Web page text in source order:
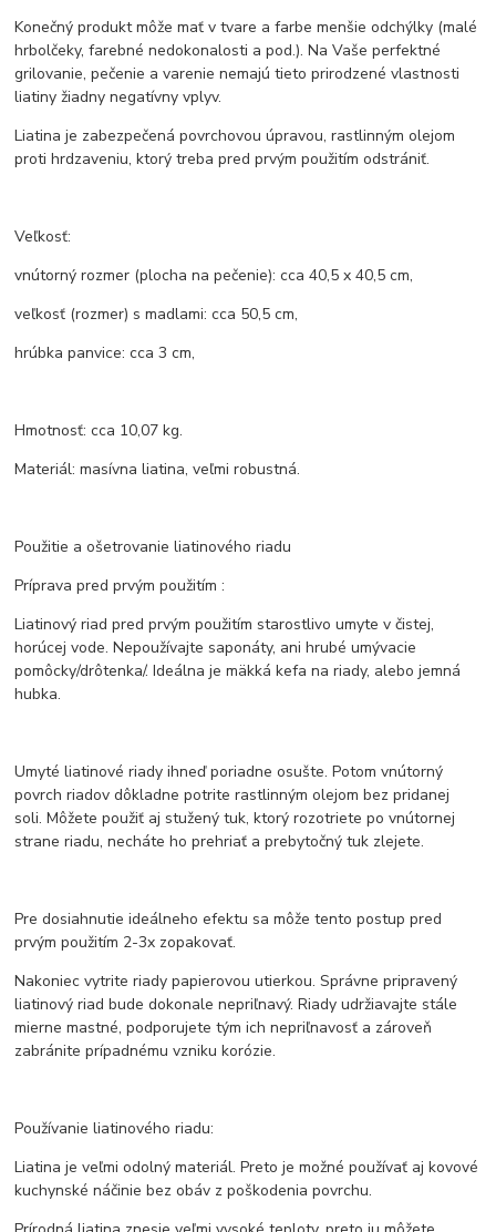
Konečný produkt môže mať v tvare a farbe menšie odchýlky (malé
hrbolčeky, farebné nedokonalosti a pod.). Na Vaše perfektné
grilovanie, pečenie a varenie nemajú tieto prirodzené vlastnosti
liatiny žiadny negatívny vplyv.
Liatina je zabezpečená povrchovou úpravou, rastlinným olejom
proti hrdzaveniu, ktorý treba pred prvým použitím odstrániť.
Veľkosť:
vnútorný rozmer (plocha na pečenie): cca 40,5 x 40,5 cm,
veľkosť (rozmer) s madlami: cca 50,5 cm,
hrúbka panvice: cca 3 cm,
Hmotnosť: cca 10,07 kg.
Materiál: masívna liatina, veľmi robustná.
Použitie a ošetrovanie liatinového riadu
Príprava pred prvým použitím :
Liatinový riad pred prvým použitím starostlivo umyte v čistej,
horúcej vode. Nepoužívajte saponáty, ani hrubé umývacie
pomôcky/drôtenka/. Ideálna je mäkká kefa na riady, alebo jemná
hubka.
Umyté liatinové riady ihneď poriadne osušte. Potom vnútorný
povrch riadov dôkladne potrite rastlinným olejom bez pridanej
soli. Môžete použiť aj stužený tuk, ktorý rozotriete po vnútornej
strane riadu, necháte ho prehriať a prebytočný tuk zlejete.
Pre dosiahnutie ideálneho efektu sa môže tento postup pred
prvým použitím 2-3x zopakovať.
Nakoniec vytrite riady papierovou utierkou. Správne pripravený
liatinový riad bude dokonale nepriľnavý. Riady udržiavajte stále
mierne mastné, podporujete tým ich nepriľnavosť a zároveň
zabránite prípadnému vzniku korózie.
Používanie liatinového riadu:
Liatina je veľmi odolný materiál. Preto je možné používať aj kovové
kuchynské náčinie bez obáv z poškodenia povrchu.